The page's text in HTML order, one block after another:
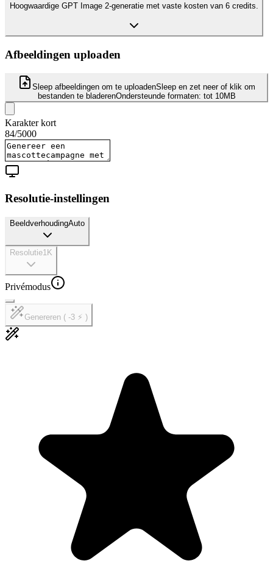
Hoogwaardige GPT Image 2-generatie met vaste kosten van 6 credits.
Afbeeldingen uploaden
Sleep afbeeldingen om te uploadenSleep en zet neer of klik om
bestanden te bladerenOndersteunde formaten: tot 10MB
Karakter kort
84/5000
Resolutie-instellingen
BeeldverhoudingAuto
Resolutie1K
Privémodus
Genereren ( -3 ⚡ )